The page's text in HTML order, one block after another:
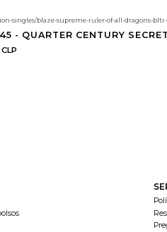
blaze-supreme-ruler-of-all-dragons-bltr-
- QUARTER CENTURY